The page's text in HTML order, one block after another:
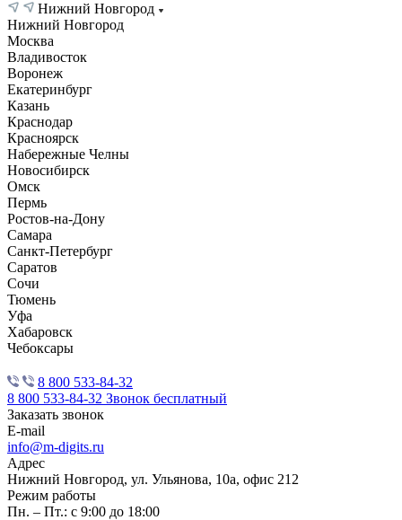
Нижний Новгород
Нижний Новгород
Москва
Владивосток
Воронеж
Екатеринбург
Казань
Краснодар
Красноярск
Набережные Челны
Новосибирск
Омск
Пермь
Ростов-на-Дону
Самара
Санкт-Петербург
Саратов
Сочи
Тюмень
Уфа
Хабаровск
Чебоксары
8 800 533-84-32
8 800 533-84-32 Звонок бесплатный
Заказать звонок
E-mail
info@m-digits.ru
Адрес
Нижний Новгород, ул. Ульянова, 10а, офис 212
Режим работы
Пн. – Пт.: с 9:00 до 18:00